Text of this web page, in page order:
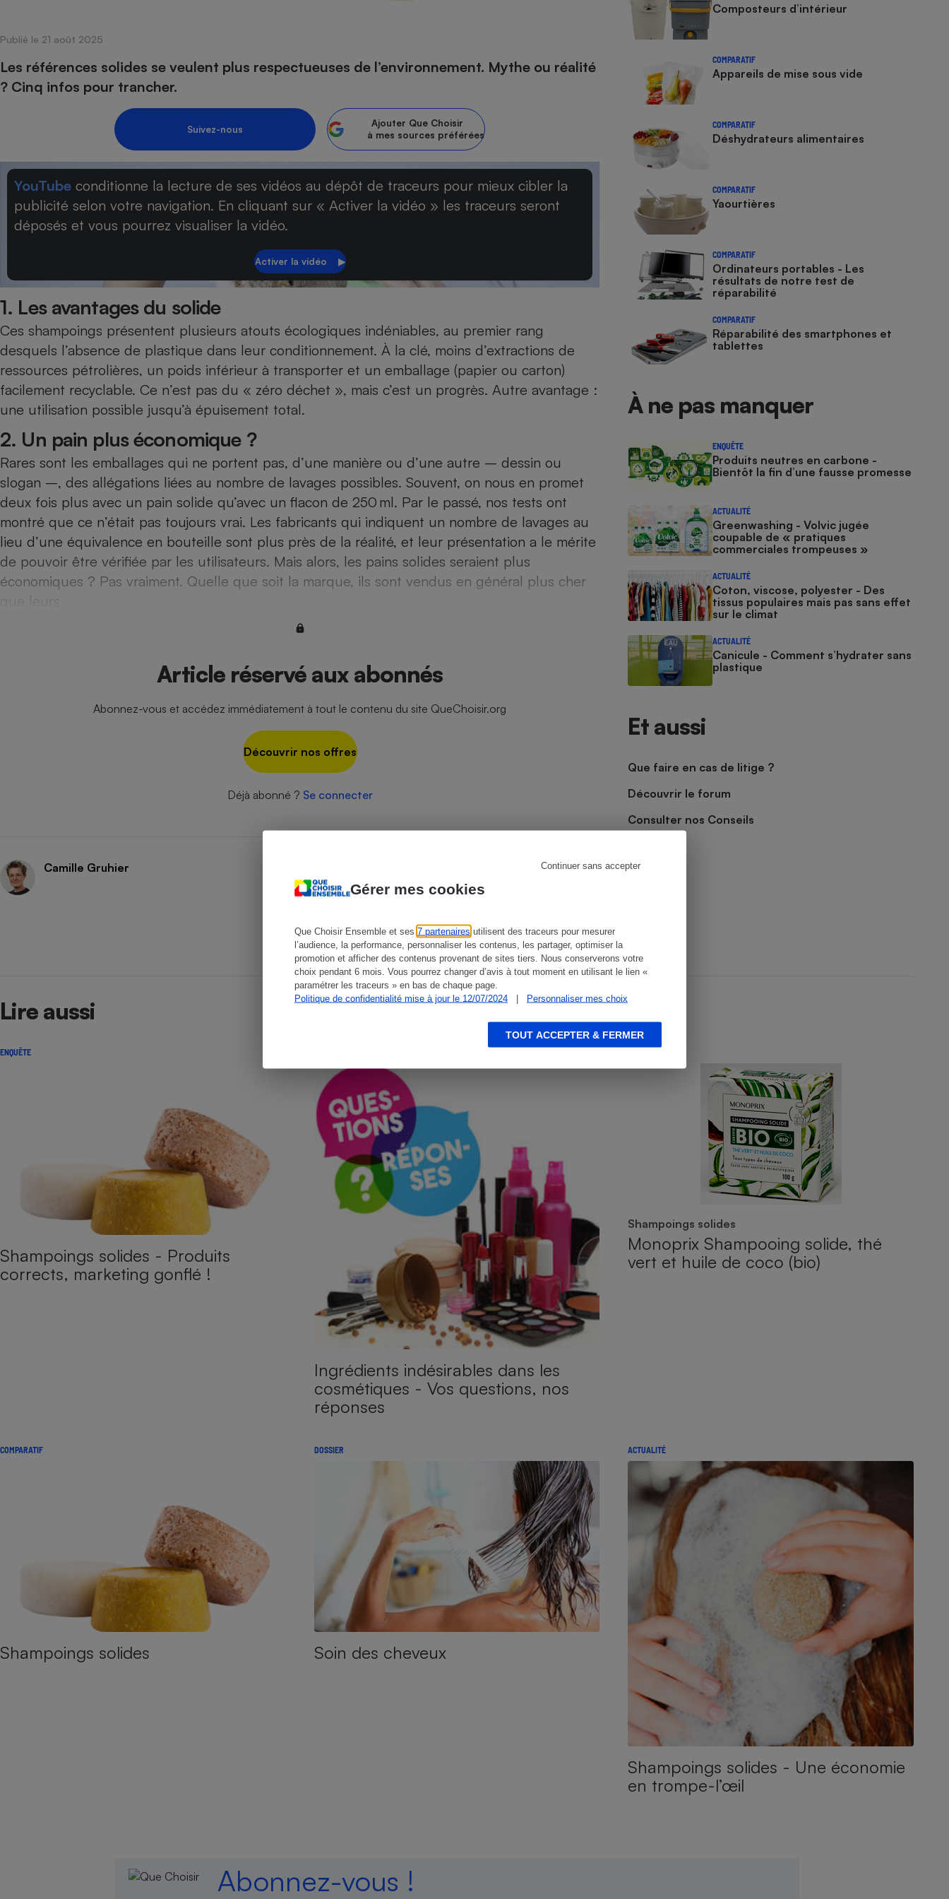
Gérer mes cookies
Que Choisir Ensemble et ses 7 partenaires utilisent des traceurs pour mesurer
l’audience, la performance, personnaliser les contenus, les partager, optimiser la
promotion et afficher des contenus provenant de sites tiers. Nous conserverons votre
choix pendant 6 mois. Vous pourrez changer d’avis à tout moment en utilisant le lien «
paramétrer les traceurs » en bas de chaque page.
Politique de confidentialité mise à jour le 12/07/2024
| Personnaliser mes choix
Continuer sans accepter
TOUT ACCEPTER & FERMER
Publié le 21 août 2025
Les références solides se veulent plus respectueuses de l’environnement. Mythe ou réalité
? Cinq infos pour trancher.
Suivez-nous
Ajouter Que Choisir
à mes sources préférées
YouTube conditionne la lecture de ses vidéos au dépôt de traceurs pour mieux cibler la
publicité selon votre navigation. En cliquant sur « Activer la vidéo » les traceurs seront
déposés et vous pourrez visualiser la vidéo.
1. Les avantages du solide
Ces shampoings présentent plusieurs atouts écologiques indéniables, au premier rang
desquels l’absence de plastique dans leur conditionnement. À la clé, moins d’extractions de
ressources pétrolières, un poids inférieur à transporter et un emballage (papier ou carton)
facilement recyclable. Ce n’est pas du « zéro déchet », mais c’est un progrès. Autre avantage :
une utilisation possible jusqu’à épuisement total.
2. Un pain plus économique ?
Rares sont les emballages qui ne portent pas, d’une manière ou d’une autre – dessin ou
slogan –, des allégations liées au nombre de lavages possibles. Souvent, on nous en promet
deux fois plus avec un pain solide qu’avec un flacon de 250 ml. Par le passé, nos tests ont
montré que ce n’était pas toujours vrai. Les fabricants qui indiquent un nombre de lavages au
lieu d’une équivalence en bouteille sont plus près de la réalité, et leur présentation a le mérite
de pouvoir être vérifiée par les utilisateurs. Mais alors, les pains solides seraient plus
économiques ? Pas vraiment. Quelle que soit la marque, ils sont vendus en général plus cher
que leurs
Article réservé aux abonnés
Abonnez-vous et accédez immédiatement à tout le contenu du site QueChoisir.org
Découvrir nos offres
Déjà abonné ? Se connecter
Camille Gruhier
Composteurs d’intérieur
COMPARATIF
Appareils de mise sous vide
COMPARATIF
Déshydrateurs alimentaires
COMPARATIF
Yaourtières
COMPARATIF
Ordinateurs portables - Les
résultats de notre test de
réparabilité
COMPARATIF
Réparabilité des smartphones et
tablettes
À ne pas manquer
ENQUÊTE
Produits neutres en carbone -
Bientôt la fin d’une fausse promesse
ACTUALITÉ
Greenwashing - Volvic jugée
coupable de « pratiques
commerciales trompeuses »
ACTUALITÉ
Coton, viscose, polyester - Des
tissus populaires mais pas sans effet
sur le climat
ACTUALITÉ
Canicule - Comment s’hydrater sans
plastique
Et aussi
Que faire en cas de litige ?
Découvrir le forum
Consulter nos Conseils
Lire aussi
ENQUÊTE
Shampoings solides - Produits
corrects, marketing gonflé !
Ingrédients indésirables dans les
cosmétiques - Vos questions, nos
réponses
Shampoings solides
Monoprix Shampooing solide, thé
vert et huile de coco (bio)
COMPARATIF
Shampoings solides
DOSSIER
Soin des cheveux
ACTUALITÉ
Shampoings solides - Une économie
en trompe-l’œil
Abonnez-vous !
Complément
Foie gras
Champagne - Comment choisir une
bouteille de champagne
Assurance emprunteur Assurance vie
Banque en ligne
Petit électroménager - Ustensile
Lave-linge
Plaque de cuisson à
induction
Four encastrable
Climatiseur -
Ventilateur
Aspirateur
Téléviseur
Téléphone mobile -
Smartphone
Appareil photo
numérique
Antivirus
Matelas Poêle à granulés
Climatiseur -
Ventilateur
Lessive